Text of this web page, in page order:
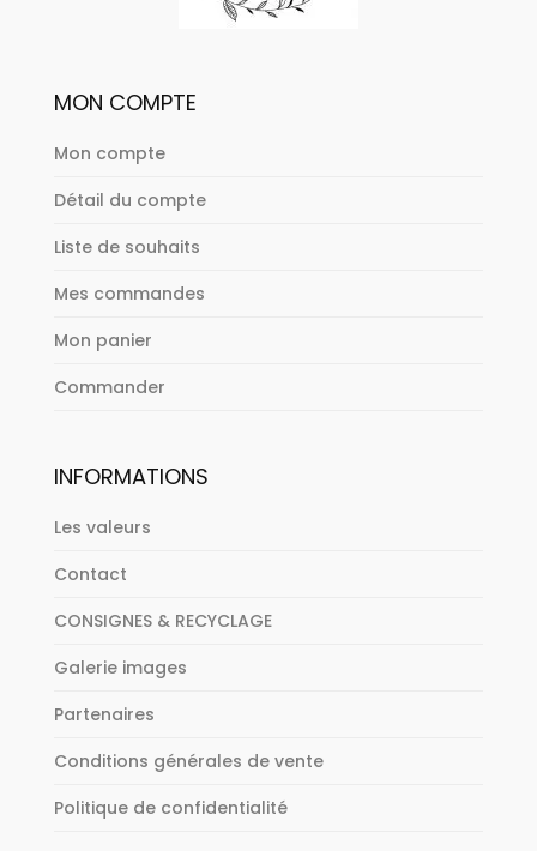
MON COMPTE
Mon compte
Détail du compte
Liste de souhaits
Mes commandes
Mon panier
Commander
INFORMATIONS
Les valeurs
Contact
CONSIGNES & RECYCLAGE
Galerie images
Partenaires
Conditions générales de vente
Politique de confidentialité